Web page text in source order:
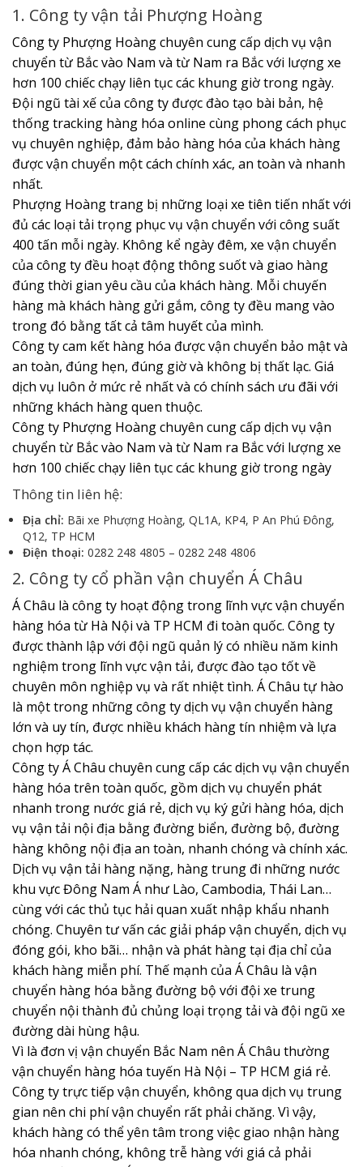
1. Công ty vận tải Phượng Hoàng
Công ty Phượng Hoàng chuyên cung cấp dịch vụ vận
chuyển từ Bắc vào Nam và từ Nam ra Bắc với lượng xe
hơn 100 chiếc chạy liên tục các khung giờ trong ngày.
Đội ngũ tài xế của công ty được đào tạo bài bản, hệ
thống tracking hàng hóa online cùng phong cách phục
vụ chuyên nghiệp, đảm bảo hàng hóa của khách hàng
được vận chuyển một cách chính xác, an toàn và nhanh
nhất.
Phượng Hoàng trang bị những loại xe tiên tiến nhất với
đủ các loại tải trọng phục vụ vận chuyển với công suất
400 tấn mỗi ngày. Không kể ngày đêm, xe vận chuyển
của công ty đều hoạt động thông suốt và giao hàng
đúng thời gian yêu cầu của khách hàng. Mỗi chuyến
hàng mà khách hàng gửi gắm, công ty đều mang vào
trong đó bằng tất cả tâm huyết của mình.
Công ty cam kết hàng hóa được vận chuyển bảo mật và
an toàn, đúng hẹn, đúng giờ và không bị thất lạc. Giá
dịch vụ luôn ở mức rẻ nhất và có chính sách ưu đãi với
những khách hàng quen thuộc.
Công ty Phượng Hoàng chuyên cung cấp dịch vụ vận
chuyển từ Bắc vào Nam và từ Nam ra Bắc với lượng xe
hơn 100 chiếc chạy liên tục các khung giờ trong ngày
Thông tin liên hệ:
Địa chỉ: Bãi xe Phượng Hoàng, QL1A, KP4, P An Phú Đông,
Q12, TP HCM
Điện thoại: 0282 248 4805 – 0282 248 4806
2. Công ty cổ phần vận chuyển Á Châu
Á Châu là công ty hoạt động trong lĩnh vực vận chuyển
hàng hóa từ Hà Nội và TP HCM đi toàn quốc. Công ty
được thành lập với đội ngũ quản lý có nhiều năm kinh
nghiệm trong lĩnh vực vận tải, được đào tạo tốt về
chuyên môn nghiệp vụ và rất nhiệt tình. Á Châu tự hào
là một trong những công ty dịch vụ vận chuyển hàng
lớn và uy tín, được nhiều khách hàng tín nhiệm và lựa
chọn hợp tác.
Công ty Á Châu chuyên cung cấp các dịch vụ vận chuyển
hàng hóa trên toàn quốc, gồm dịch vụ chuyển phát
nhanh trong nước giá rẻ, dịch vụ ký gửi hàng hóa, dịch
vụ vận tải nội địa bằng đường biển, đường bộ, đường
hàng không nội địa an toàn, nhanh chóng và chính xác.
Dịch vụ vận tải hàng nặng, hàng trung đi những nước
khu vực Đông Nam Á như Lào, Cambodia, Thái Lan…
cùng với các thủ tục hải quan xuất nhập khẩu nhanh
chóng. Chuyên tư vấn các giải pháp vận chuyển, dịch vụ
đóng gói, kho bãi… nhận và phát hàng tại địa chỉ của
khách hàng miễn phí. Thế mạnh của Á Châu là vận
chuyển hàng hóa bằng đường bộ với đội xe trung
chuyển nội thành đủ chủng loại trọng tải và đội ngũ xe
đường dài hùng hậu.
Vì là đơn vị vận chuyển Bắc Nam nên Á Châu thường
vận chuyển hàng hóa tuyến Hà Nội – TP HCM giá rẻ.
Công ty trực tiếp vận chuyển, không qua dịch vụ trung
gian nên chi phí vận chuyển rất phải chăng. Vì vậy,
khách hàng có thể yên tâm trong việc giao nhận hàng
hóa nhanh chóng, không trễ hàng với giá cả phải